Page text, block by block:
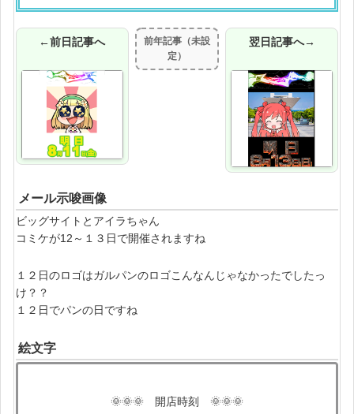
←前日記事へ
前年記事（未設
定）
翌日記事へ→
メール示唆画像
ビッグサイトとアイラちゃん
コミケが12～１３日で開催されますね
１２日のロゴはガルパンのロゴこんなんじゃなかったでしたっ
け？？
１２日でパンの日ですね
絵文字
🌞🌞🌞 開店時刻 🌞🌞🌞